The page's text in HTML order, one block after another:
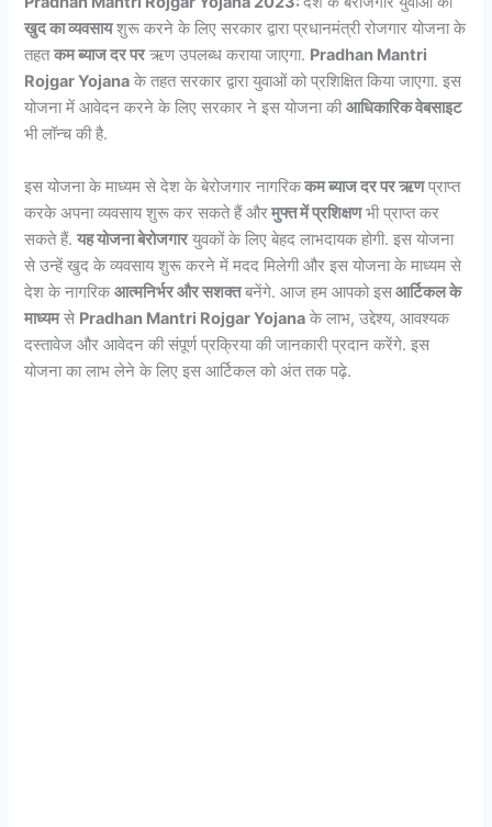
खुद का व्यवसायशुरू करने के लिए सरकार द्वारा प्रधानमंत्री रोजगार योजना के
तहतकम ब्याज दर परऋण उपलब्ध कराया जाएगा. Pradhan Mantri
Rojgar Yojana के तहत सरकार द्वारा युवाओं को प्रशिक्षित किया जाएगा. इस
योजना में आवेदन करने के लिए सरकार ने इस योजना कीआधिकारिक वेबसाइट
भी लॉन्च की है.
इस योजना के माध्यम से देश के बेरोजगार नागरिककम ब्याज दर पर ऋणप्राप्त
करके अपना व्यवसाय शुरू कर सकते हैं औरमुफ्त में प्रशिक्षणभी प्राप्त कर
सकते हैं.यह योजना बेरोजगारयुवकों के लिए बेहद लाभदायक होगी. इस योजना
से उन्हें खुद के व्यवसाय शुरू करने में मदद मिलेगी और इस योजना के माध्यम से
देश के नागरिकआत्मनिर्भर और सशक्तबनेंगे. आज हम आपको इसआर्टिकल के
माध्यमसे Pradhan Mantri Rojgar Yojana के लाभ, उद्देश्य, आवश्यक
दस्तावेज और आवेदन की संपूर्ण प्रक्रिया की जानकारी प्रदान करेंगे. इस
योजना का लाभ लेने के लिए इस आर्टिकल को अंत तक पढ़े.